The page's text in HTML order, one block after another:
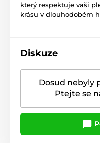
který respektuje vaši
krásu v dlouhodobém
Diskuze
Dosud nebyly
Ptejte se